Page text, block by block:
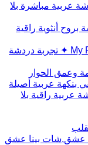
عربية مباشرة بلا
أنثوية راقية
✦ شات أميرتي – My Princess Chat ✦ تجربة دردشة
وعمق الحوار
عربية أصيلة
عربية راقية بلا
عشق,شات بينا عشق